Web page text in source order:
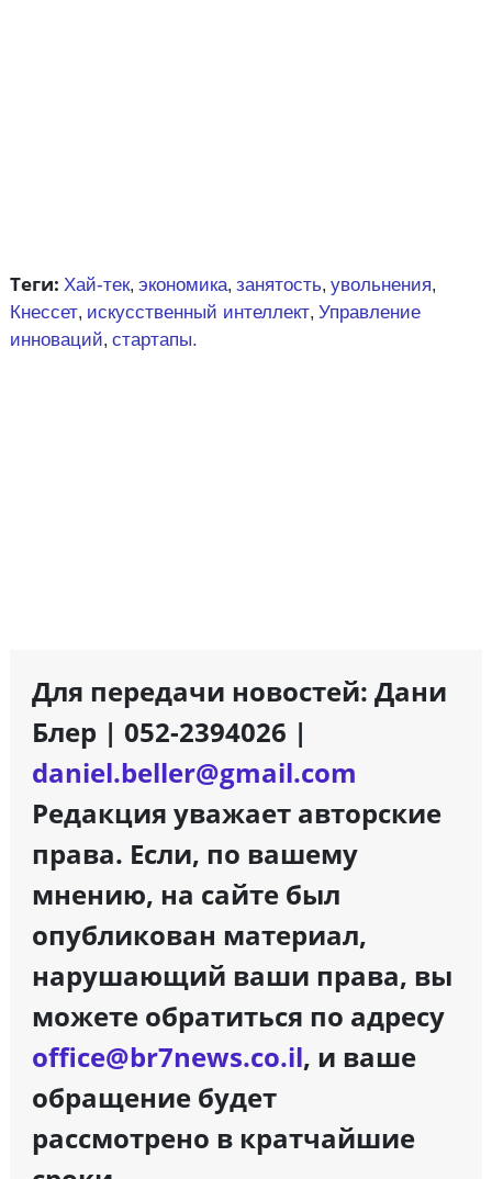
Теги: Хай-тек, экономика, занятость, увольнения,
Кнессет, искусственный интеллект, Управление
инноваций, стартапы.
Для передачи новостей: Дани
Блер | 052-2394026 |
daniel.beller@gmail.com
Редакция уважает авторские
права. Если, по вашему
мнению, на сайте был
опубликован материал,
нарушающий ваши права, вы
можете обратиться по адресу
office@br7news.co.il, и ваше
обращение будет
рассмотрено в кратчайшие